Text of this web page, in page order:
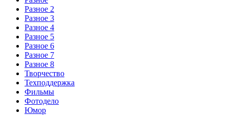
Разное 2
Разное 3
Разное 4
Разное 5
Разное 6
Разное 7
Разное 8
Творчество
Техподдержка
Фильмы
Фотодело
Юмор